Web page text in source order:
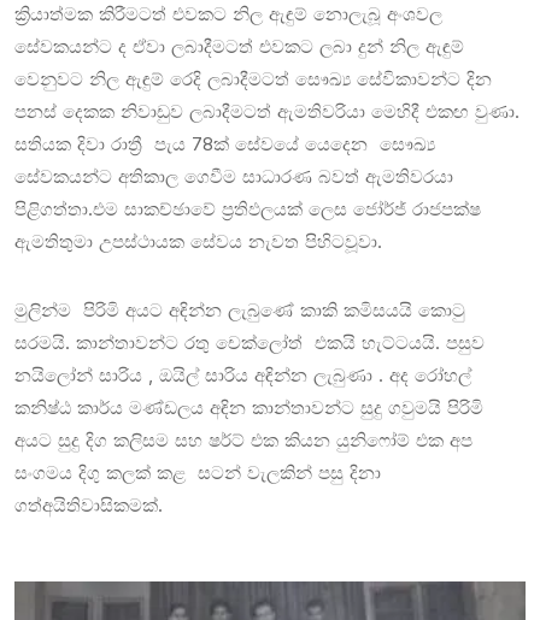
ක්‍රියාත්මක කිරීමටත් එවකට නිල ඇඳුම් නොලැබූ අංශවල
සේවකයන්ට ද ඒවා ලබාදීමටත් එවකට ලබා දුන් නිල ඇඳුම්
වෙනුවට නිල ඇඳුම් රෙදි ලබාදීමටත් සෞඛ්‍ය සේවිකාවන්ට දින
පනස් දෙකක නිවාඩුව ලබාදීමටත් ඇමතිවරියා මෙහිදී එකඟ වුණා.
සතියක දිවා රාත්‍රී පැය 78ක් සේවයේ යෙදෙන සෞඛ්‍ය
සේවකයන්ට අතිකාල ගෙවීම සාධාරණ බවත් ඇමතිවරයා
පිළිගත්තා.එම සාකච්ඡාවේ ප්‍රතිඵලයක් ලෙස ජෝර්ජ් රාජපක්ෂ
ඇමතිතුමා උපස්ථායක සේවය නැවත පිහිටවූවා.
මුලින්ම පිරිමි අයට අඳින්න ලැබුණේ කාකි කමිසයයි කොටු
සරමයි. කාන්තාවන්ට රතු චෙක්ලෝත් එකයි හැට්ටයයි. පසුව
නයිලෝන් සාරිය , ඔයිල් සාරිය අඳින්න ලැබුණා . අද රෝහල්
කනිෂ්ඨ කාර්ය මණ්ඩලය අඳින කාන්තාවන්ට සුදු ගවුමයි පිරිමි
අයට සුදු දිග කලිසම සහ ෂර්ට් එක කියන යුනිෆෝම් එක අප
සංගමය දිගු කලක් කළ සටන් වැලකින් පසු දිනා
ගත්අයිතිවාසිකමක්.